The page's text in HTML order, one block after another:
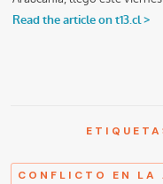
CONFLICTO EN LA